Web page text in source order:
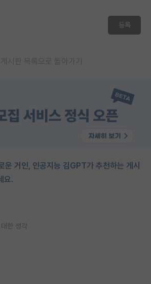
등록
게시판 목록으로 돌아가기
운 거인, 인공지능 김GPT가 추천하는 게시
요.
한 생각